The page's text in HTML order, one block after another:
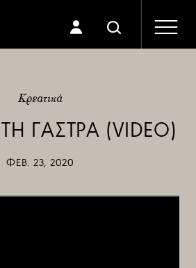
Κρεατικά
ΓΑΣΤΡΑ (VIDEO)
ΦΕΒ. 23, 2020